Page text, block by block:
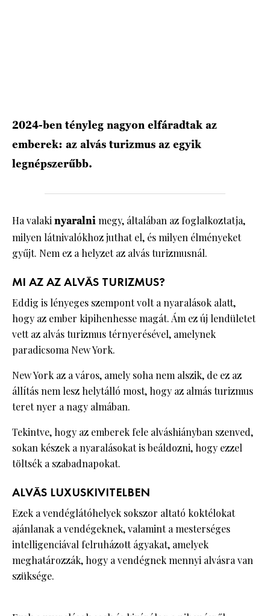
2024-ben tényleg nagyon elfáradtak az
emberek: az alvás turizmus az egyik
legnépszerűbb.
Ha valaki nyaralni megy, általában az foglalkoztatja,
milyen látnivalókhoz juthat el, és milyen élményeket
gyűjt. Nem ez a helyzet az alvás turizmusnál.
MI AZ AZ ALVÁS TURIZMUS?
Eddig is lényeges szempont volt a nyaralások alatt,
hogy az ember kipihenhesse magát. Ám ez új lendületet
vett az alvás turizmus térnyerésével, amelynek
paradicsoma New York.
New York az a város, amely soha nem alszik, de ez az
állítás nem lesz helytálló most, hogy az almás turizmus
teret nyer a nagy almában.
Tekintve, hogy az emberek fele alváshiányban szenved,
sokan készek a nyaralásokat is beáldozni, hogy ezzel
töltsék a szabadnapokat.
ALVÁS LUXUSKIVITELBEN
Ezek a vendéglátóhelyek sokszor altató koktélokat
ajánlanak a vendégeknek, valamint a mesterséges
intelligenciával felruházott ágyakat, amelyek
meghatározzák, hogy a vendégnek mennyi alvásra van
szüksége.